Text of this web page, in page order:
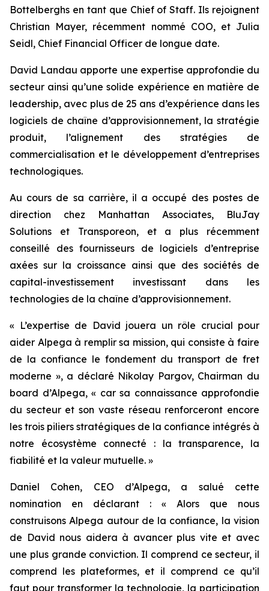
Bottelberghs en tant que Chief of Staff. Ils rejoignent
Christian Mayer, récemment nommé COO, et Julia
Seidl, Chief Financial Officer de longue date.
David Landau apporte une expertise approfondie du
secteur ainsi qu’une solide expérience en matière de
leadership, avec plus de 25 ans d’expérience dans les
logiciels de chaîne d’approvisionnement, la stratégie
produit, l’alignement des stratégies de
commercialisation et le développement d’entreprises
technologiques.
Au cours de sa carrière, il a occupé des postes de
direction chez Manhattan Associates, BluJay
Solutions et Transporeon, et a plus récemment
conseillé des fournisseurs de logiciels d’entreprise
axées sur la croissance ainsi que des sociétés de
capital-investissement investissant dans les
technologies de la chaîne d’approvisionnement.
« L’expertise de David jouera un rôle crucial pour
aider Alpega à remplir sa mission, qui consiste à faire
de la confiance le fondement du transport de fret
moderne », a déclaré Nikolay Pargov, Chairman du
board d’Alpega, « car sa connaissance approfondie
du secteur et son vaste réseau renforceront encore
les trois piliers stratégiques de la confiance intégrés à
notre écosystème connecté : la transparence, la
fiabilité et la valeur mutuelle. »
Daniel Cohen, CEO d’Alpega, a salué cette
nomination en déclarant : « Alors que nous
construisons Alpega autour de la confiance, la vision
de David nous aidera à avancer plus vite et avec
une plus grande conviction. Il comprend ce secteur, il
comprend les plateformes, et il comprend ce qu’il
faut pour transformer la technologie, la participation